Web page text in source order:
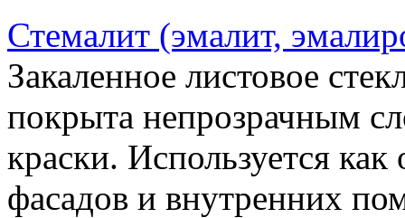
Стемалит (эмалит,
Закаленное листовое
покрыта непрозрачным
краски. Используется
фасадов и внутренних